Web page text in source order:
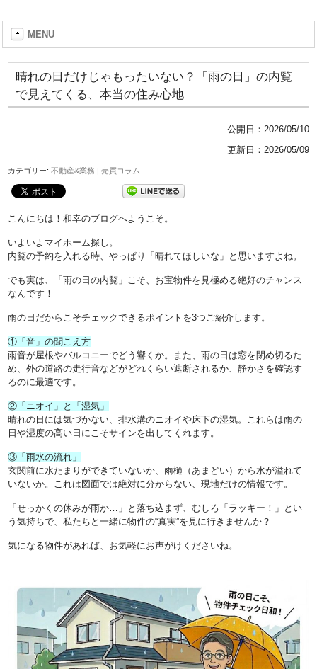
MENU
晴れの日だけじゃもったいない？「雨の日」の内覧
で見えてくる、本当の住み心地
公開日： 2026/05/10
更新日：2026/05/09
カテゴリー:不動産&業務 |売買コラム
こんにちは！和幸のブログへようこそ。
いよいよマイホーム探し。
内覧の予約を入れる時、やっぱり「晴れてほしいな」と思いますよね。
でも実は、「雨の日の内覧」こそ、お宝物件を見極める絶好のチャンス
なんです！
雨の日だからこそチェックできるポイントを3つご紹介します。
①「音」の聞こえ方
雨音が屋根やバルコニーでどう響くか。また、雨の日は窓を閉め切るた
め、外の道路の走行音などがどれくらい遮断されるか、静かさを確認す
るのに最適です。
②「ニオイ」と「湿気」
晴れの日には気づかない、排水溝のニオイや床下の湿気。これらは雨の
日や湿度の高い日にこそサインを出してくれます。
③「雨水の流れ」
玄関前に水たまりができていないか、雨樋（あまどい）から水が溢れて
いないか。これは図面では絶対に分からない、現地だけの情報です。
「せっかくの休みが雨か…」と落ち込まず、むしろ「ラッキー！」とい
う気持ちで、私たちと一緒に物件の“真実”を見に行きませんか？
気になる物件があれば、お気軽にお声がけくださいね。